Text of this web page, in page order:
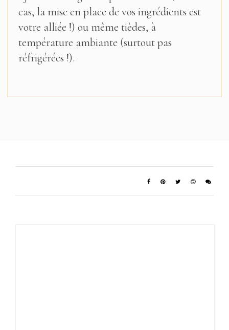
cas, la mise en place de vos ingrédients est
votre alliée !) ou même tièdes, à
température ambiante (surtout pas
réfrigérées !).